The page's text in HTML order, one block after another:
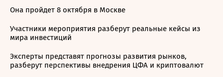
Она пройдет 8 октября в Москве
Участники мероприятия разберут реальные кейсы из
мира инвестиций
Эксперты представят прогнозы развития рынков,
разберут перспективы внедрения ЦФА и криптовалют